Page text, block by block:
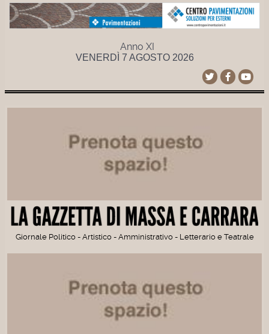
Anno XI
VENERDÌ 7 AGOSTO 2026
Giornale Politico - Artistico - Amministrativo - Letterario e Teatrale